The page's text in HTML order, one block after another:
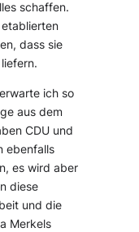
schaffen.
dass sie
ich so
aus dem
CDU und
ebenfalls
es wird aber
diese
und die
Merkels